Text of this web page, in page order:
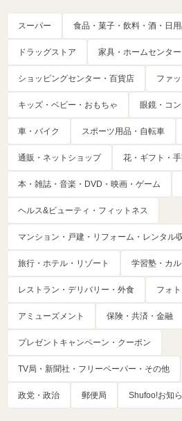
スーパー 食品・菓子・飲料・酒・日
ドラッグストア 家具・ホームセンター
ショッピングセンター・百貨店 ファ
キッズ・ベビー・おもちゃ 眼鏡・コ
車・バイク スポーツ用品・自転車
通販・ネットショップ 花・ギフト・
本・雑誌・音楽・DVD・映画・ゲーム
ヘルス&ビューティ・フィットネス
マンション・戸建・リフォーム・レンタル
旅行・ホテル・リゾート 学習塾・カ
レストラン・デリバリー・外食 フォ
アミューズメント 保険・共済・金融
プレゼントキャンペーン・クーポン
TV局・新聞社・フリーペーパー・その他
政党・政治 郵便局 Shufoo!お知